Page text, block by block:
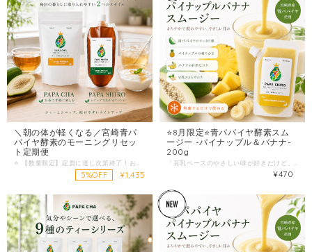
＼朝の体が軽くなる／宮崎青パ
パイヤ酵素のモーニングリセッ
ト定期便
5%OFF ¥1,435
⭐️8月限定⭐️青パパイヤ酵素スム
ージー -パイナップル＆バナナ-
200g
¥470